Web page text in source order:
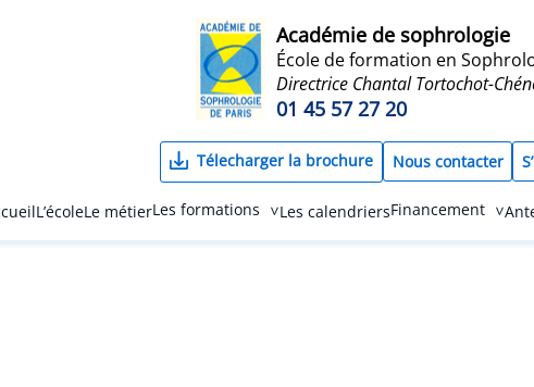
Académie de sophrologie
École de formation en
Directrice Chantal Tortochot-
01 45 57 27 20
Télecharger la brochure Nous contacter
L’écoleLe métierLes formations Les calendriersFinancement